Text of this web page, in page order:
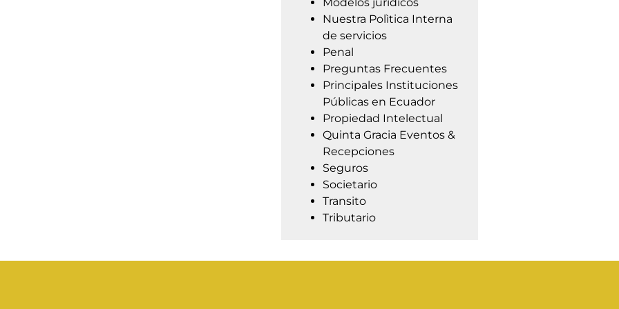
Modelos jurídicos
Nuestra Polìtica Interna
de servicios
Penal
Preguntas Frecuentes
Principales Instituciones
Públicas en Ecuador
Propiedad Intelectual
Quinta Gracia Eventos &
Recepciones
Seguros
Societario
Transito
Tributario